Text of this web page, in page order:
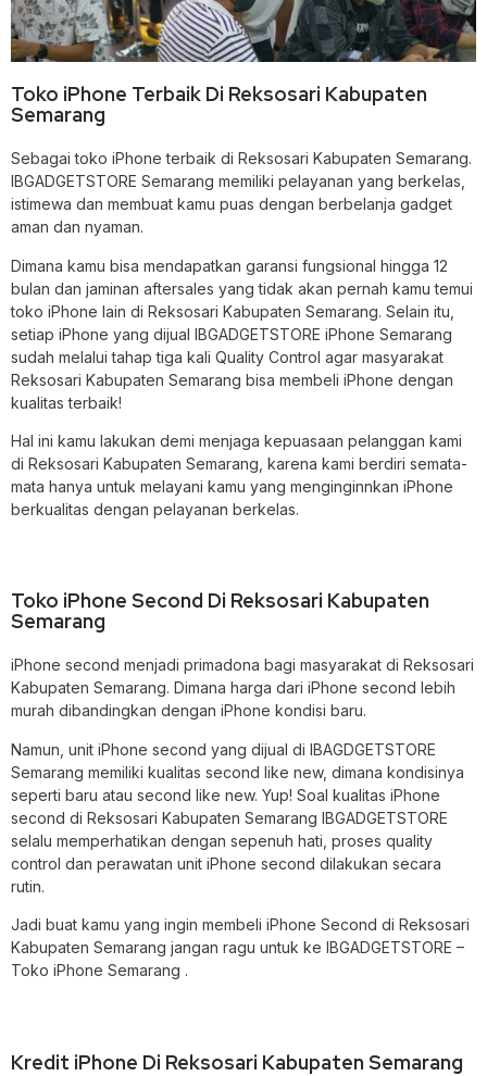
Toko iPhone Terbaik Di Reksosari Kabupaten
Semarang
Sebagaitoko iPhone terbaik di Reksosari Kabupaten Semarang.
IBGADGETSTORE Semarang memiliki pelayanan yang berkelas,
istimewa dan membuat kamu puas dengan berbelanja gadget
aman dan nyaman.
Dimana kamu bisa mendapatkan garansi fungsional hingga 12
bulan dan jaminan aftersales yang tidak akan pernah kamu temui
toko iPhone lain di Reksosari Kabupaten Semarang. Selain itu,
setiap iPhone yang dijual IBGADGETSTORE iPhone Semarang
sudah melalui tahap tiga kali Quality Control agar masyarakat
Reksosari Kabupaten Semarang bisa membeli iPhone dengan
kualitas terbaik!
Hal ini kamu lakukan demi menjaga kepuasaan pelanggan kami
di Reksosari Kabupaten Semarang, karena kami berdiri semata-
mata hanya untuk melayani kamu yang menginginnkan iPhone
berkualitas dengan pelayanan berkelas.
Toko iPhone Second Di Reksosari Kabupaten
Semarang
iPhone second menjadi primadona bagi masyarakat di Reksosari
Kabupaten Semarang. Dimana harga dari iPhone second lebih
murah dibandingkan dengan iPhone kondisi baru.
Namun, unit iPhone second yang dijual di IBAGDGETSTORE
Semarang memiliki kualitas second like new, dimana kondisinya
seperti baru atau second like new. Yup! Soal kualitas iPhone
second di Reksosari Kabupaten Semarang IBGADGETSTORE
selalu memperhatikan dengan sepenuh hati, proses quality
control dan perawatan unit iPhone second dilakukan secara
rutin.
Jadi buat kamu yang ingin membeli iPhone Second di Reksosari
Kabupaten Semarang jangan ragu untuk ke IBGADGETSTORE –
Toko iPhone Semarang .
Kredit iPhone Di Reksosari Kabupaten Semarang